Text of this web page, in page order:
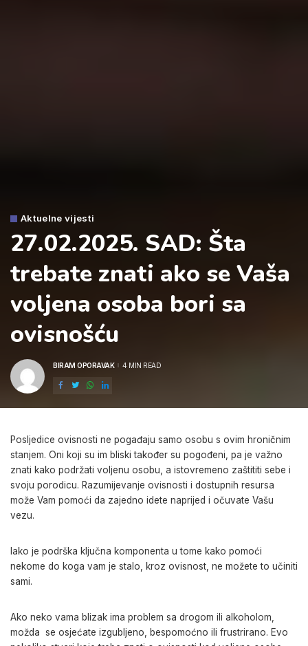
Aktuelne vijesti
27.02.2025. SAD: Šta
trebate znati ako se Vaša
voljena osoba bori sa
ovisnošću
POSTED
BIRAM OPORAVAK 4 MIN READ
Posljedice ovisnosti ne pogađaju samo osobu s ovim hroničnim
stanjem. Oni koji su im bliski također su pogođeni, pa je važno
znati kako podržati voljenu osobu, a istovremeno zaštititi sebe i
svoju porodicu. Razumijevanje ovisnosti i dostupnih resursa
može Vam pomoći da zajedno idete naprijed i očuvate Vašu
vezu.
Iako je podrška ključna komponenta u tome kako pomoći
nekome do koga vam je stalo, kroz ovisnost, ne možete to učiniti
sami.
Ako neko vama blizak ima problem sa drogom ili alkoholom,
možda se osjećate izgubljeno, bespomoćno ili frustrirano. Evo